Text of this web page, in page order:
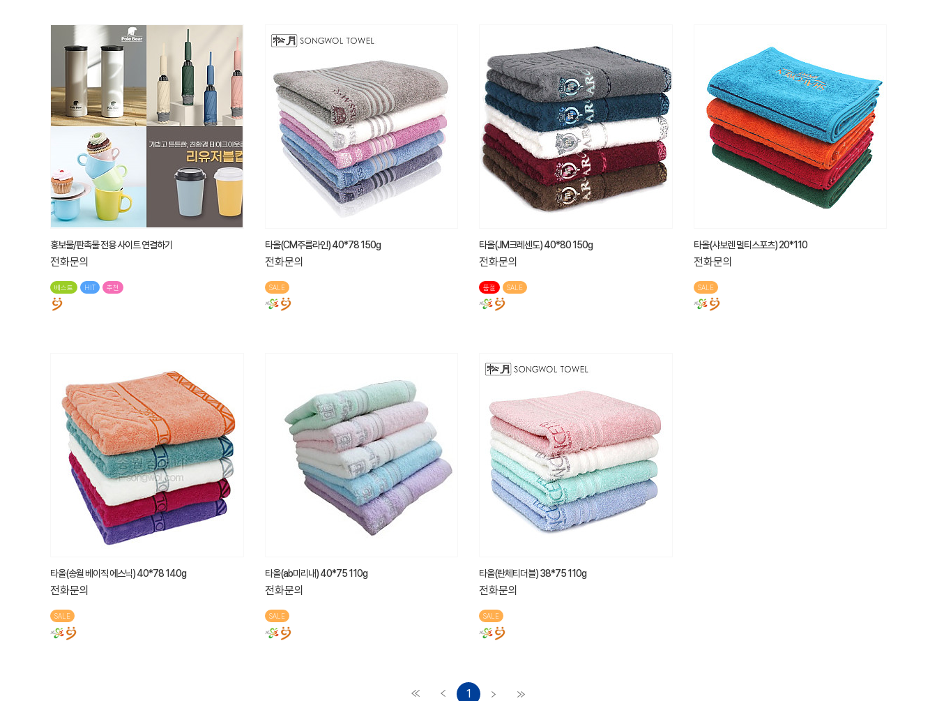
홍보물/판촉물 전용 사이트 연결하기
전화문의
베스트 HIT 추천
타올(CM주름라인) 40*78 150g
전화문의
SALE
타올(JM크레센도) 40*80 150g
전화문의
품절 SALE
타올(샤보렌 멀티스포츠) 20*110
전화문의
SALE
타올(송월 베이직 에스닉) 40*78 140g
전화문의
SALE
타올(ab미리내) 40*75 110g
전화문의
SALE
타올(란체티더블) 38*75 110g
전화문의
SALE
1